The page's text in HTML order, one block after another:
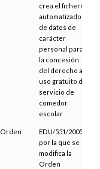
crea el fichero
automatizado
de datos de
carácter
personal para
la concesión
del derecho al
uso gratuito del
servicio de
comedor
escolar
Orden
EDU/551/2005,
por la que se
modifica la
Orden